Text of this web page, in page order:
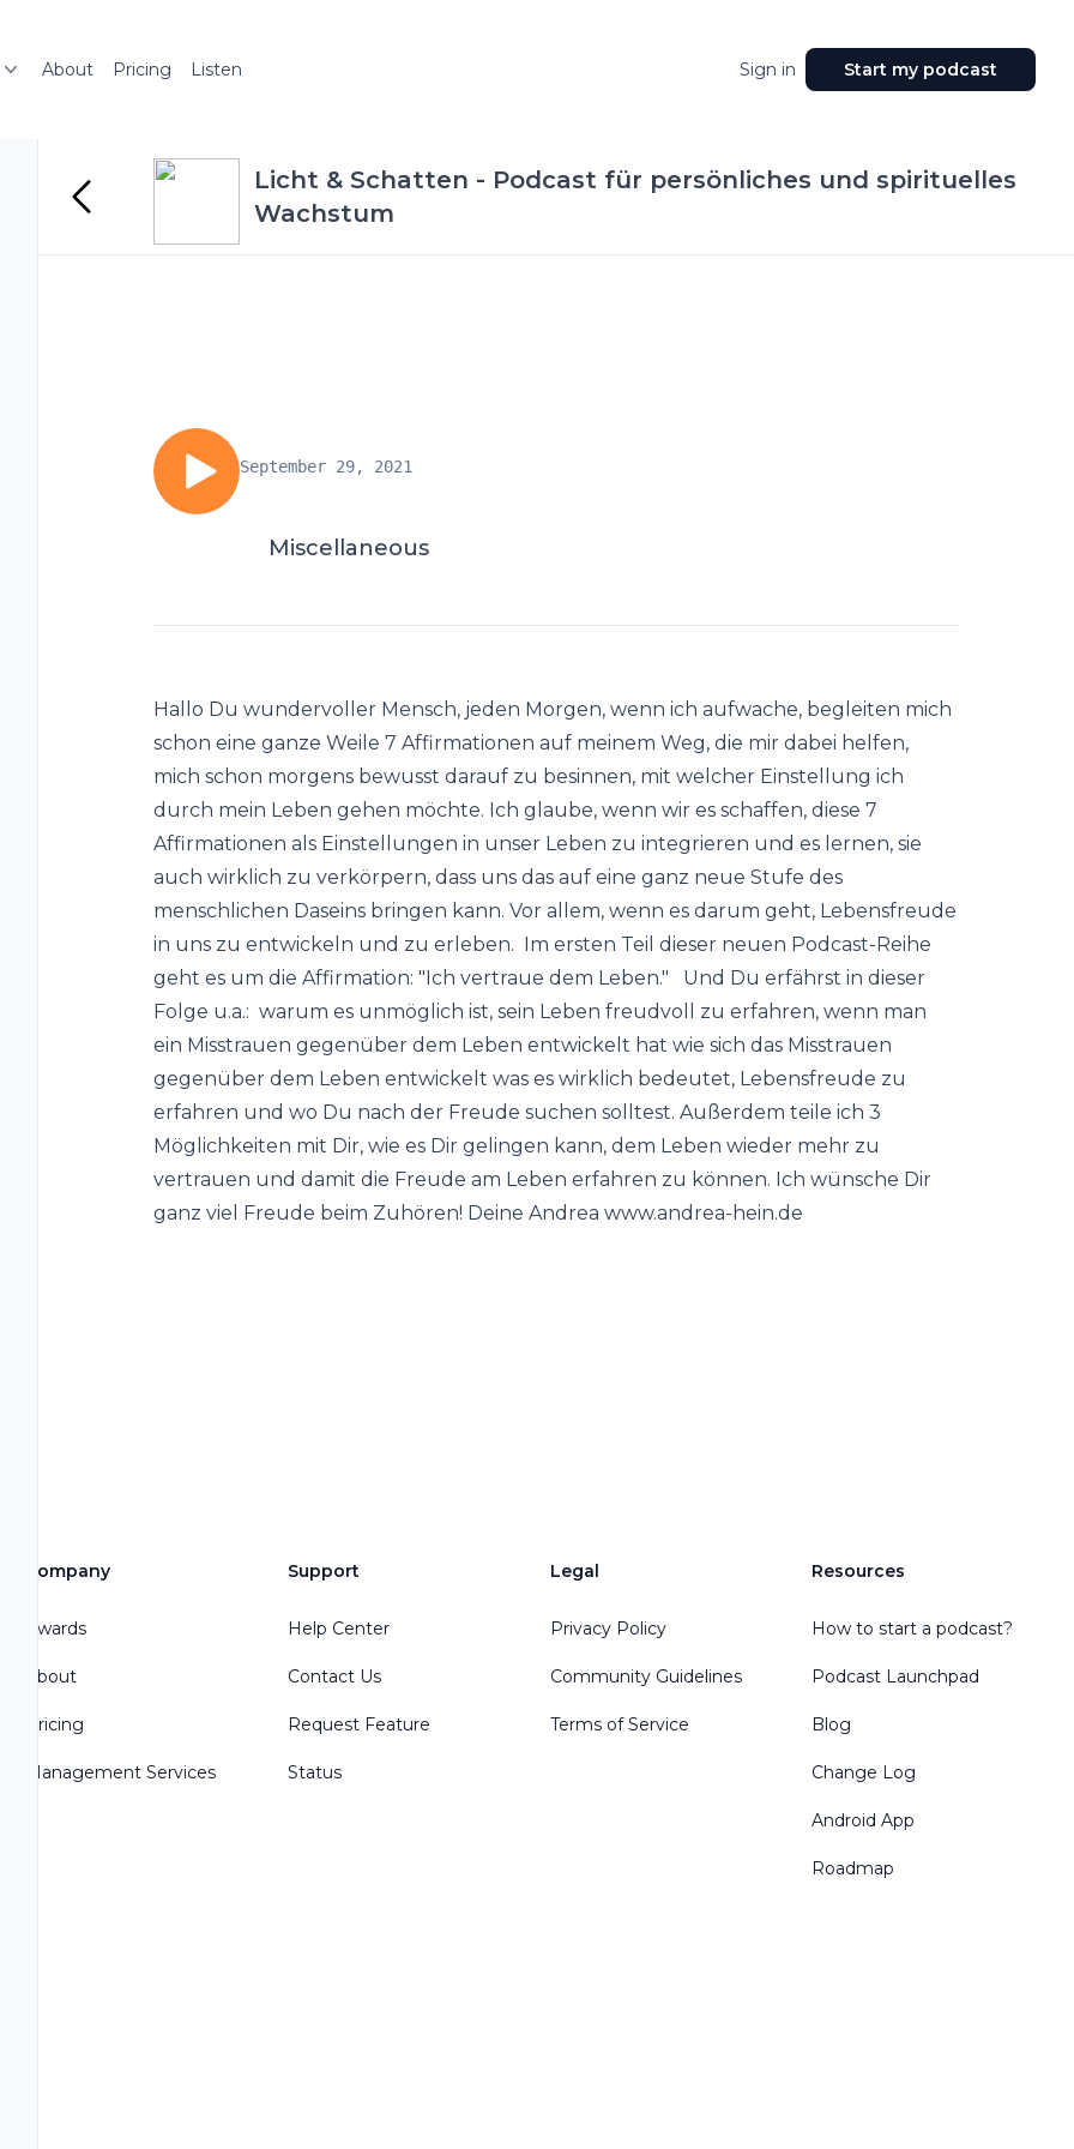
About Pricing Listen Sign in Start my podcast
Licht & Schatten - Podcast für persönliches und spirituelles
Wachstum
September 29, 2021
Miscellaneous
Hallo Du wundervoller Mensch, jeden Morgen, wenn ich aufwache, begleiten mich
schon eine ganze Weile 7 Affirmationen auf meinem Weg, die mir dabei helfen,
mich schon morgens bewusst darauf zu besinnen, mit welcher Einstellung ich
durch mein Leben gehen möchte. Ich glaube, wenn wir es schaffen, diese 7
Affirmationen als Einstellungen in unser Leben zu integrieren und es lernen, sie
auch wirklich zu verkörpern, dass uns das auf eine ganz neue Stufe des
menschlichen Daseins bringen kann. Vor allem, wenn es darum geht, Lebensfreude
in uns zu entwickeln und zu erleben. Im ersten Teil dieser neuen Podcast-Reihe
geht es um die Affirmation: "Ich vertraue dem Leben." Und Du erfährst in dieser
Folge u.a.: warum es unmöglich ist, sein Leben freudvoll zu erfahren, wenn man
ein Misstrauen gegenüber dem Leben entwickelt hat wie sich das Misstrauen
gegenüber dem Leben entwickelt was es wirklich bedeutet, Lebensfreude zu
erfahren und wo Du nach der Freude suchen solltest. Außerdem teile ich 3
Möglichkeiten mit Dir, wie es Dir gelingen kann, dem Leben wieder mehr zu
vertrauen und damit die Freude am Leben erfahren zu können. Ich wünsche Dir
ganz viel Freude beim Zuhören! Deine Andrea www.andrea-hein.de
Company
Awards
About
Pricing
Management Services
Support
Help Center
Contact Us
Request Feature
Status
Legal
Privacy Policy
Community Guidelines
Terms of Service
Resources
How to start a podcast?
Podcast Launchpad
Blog
Change Log
Android App
Roadmap